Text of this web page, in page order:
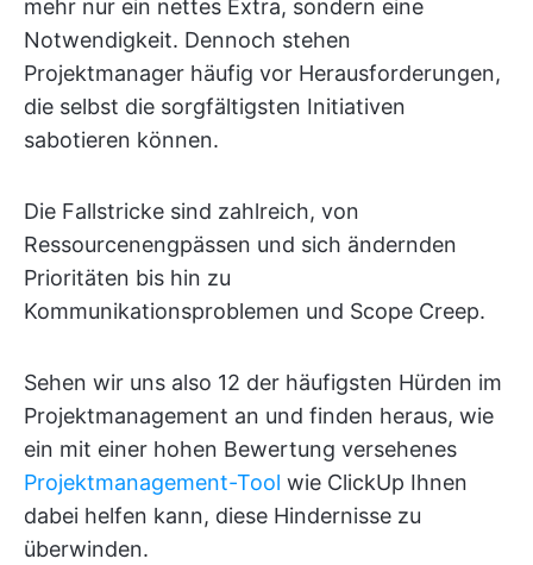
mehr nur ein nettes Extra, sondern eine
Notwendigkeit. Dennoch stehen
Projektmanager häufig vor Herausforderungen,
die selbst die sorgfältigsten Initiativen
sabotieren können.
Die Fallstricke sind zahlreich, von
Ressourcenengpässen und sich ändernden
Prioritäten bis hin zu
Kommunikationsproblemen und Scope Creep.
Sehen wir uns also 12 der häufigsten Hürden im
Projektmanagement an und finden heraus, wie
ein mit einer hohen Bewertung versehenes
Projektmanagement-Tool wie ClickUp Ihnen
dabei helfen kann, diese Hindernisse zu
überwinden.